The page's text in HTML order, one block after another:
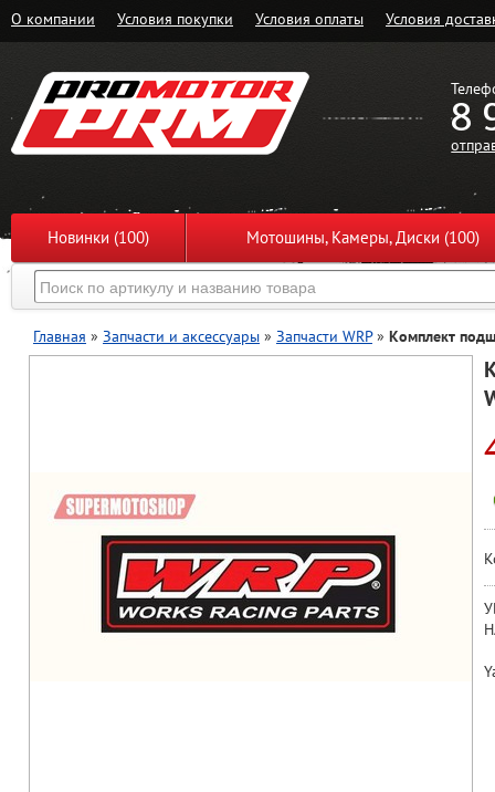
О компании Условия покупки Условия оплаты Условия
8
Новинки (100) Мотошины, Камеры, Диски (100)
Главная » Запчасти и аксессуары » Запчасти WRP» Комплект